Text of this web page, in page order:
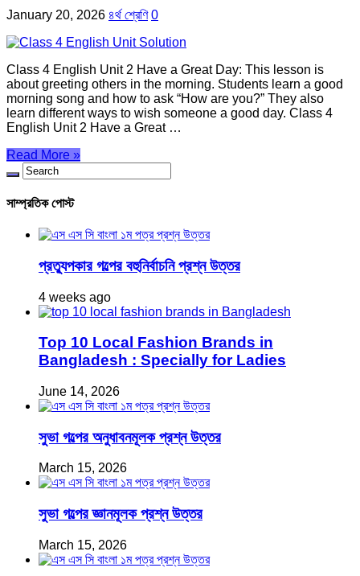
January 20, 2026 ৪র্থ শ্রেণি 0
Class 4 English Unit 2 Have a Great Day: This lesson is
about greeting others in the morning. Students learn a good
morning song and how to ask “How are you?” They also
learn different ways to wish someone a good day. Class 4
English Unit 2 Have a Great …
Read More »
সাম্প্রতিক পোস্ট
প্রত্যুপকার গল্পের বহুনির্বাচনি প্রশ্ন উত্তর
4 weeks ago
Top 10 Local Fashion Brands in
Bangladesh : Specially for Ladies
June 14, 2026
সুভা গল্পের অনুধাবনমূলক প্রশ্ন উত্তর
March 15, 2026
সুভা গল্পের জ্ঞানমূলক প্রশ্ন উত্তর
March 15, 2026